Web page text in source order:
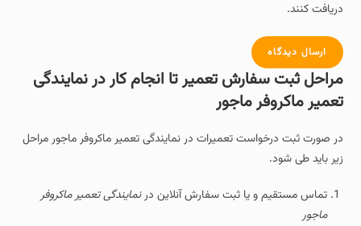
دریافت کنند.
ارسال دیدگاه
مراحل ثبت سفارش تعمیر تا انجام کار در نمایندگی
تعمیر ماکروفر ماجور
در صورت ثبت درخواست تعمیرات در نمایندگی تعمیر ماکروفر ماجور مراحل
زیر باید طی شود.
تماس مستقیم و یا ثبت سفارش آنلاین درنمایندگی تعمیر ماکروفر
ماجور